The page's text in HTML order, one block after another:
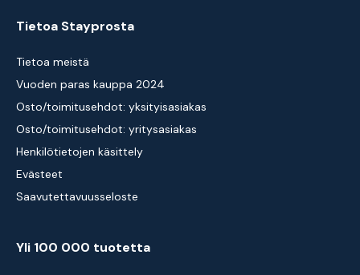
Tietoa Stayprosta
Tietoa meistä
Vuoden paras kauppa 2024
Osto/toimitusehdot: yksityisasiakas
Osto/toimitusehdot: yritysasiakas
Henkilötietojen käsittely
Evästeet
Saavutettavuusseloste
Yli 100 000 tuotetta